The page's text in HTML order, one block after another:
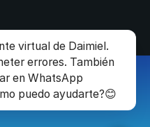
virtual de Daimiel.
errores. También
en WhatsApp
puedo ayudarte?😊